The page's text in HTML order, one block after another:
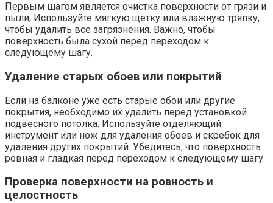
Первым шагом является очистка поверхности от грязи и
пыли; Используйте мягкую щетку или влажную тряпку,
чтобы удалить все загрязнения. Важно, чтобы
поверхность была сухой перед переходом к
следующему шагу.​
Удаление старых обоев или покрытий
Если на балконе уже есть старые обои или другие
покрытия, необходимо их удалить перед установкой
подвесного потолка. Используйте отделяющий
инструмент или нож для удаления обоев и скребок для
удаления других покрытий.​ Убедитесь, что поверхность
ровная и гладкая перед переходом к следующему шагу.​
Проверка поверхности на ровность и
целостность